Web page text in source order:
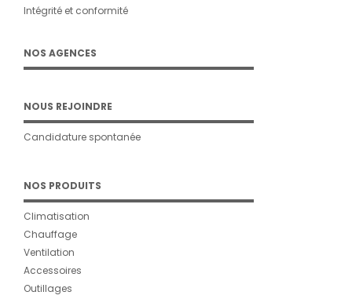
Intégrité et conformité
NOS AGENCES
NOUS REJOINDRE
Candidature spontanée
NOS PRODUITS
Climatisation
Chauffage
Ventilation
Accessoires
Outillages